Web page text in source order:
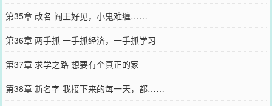
第35章 改名 阎王好见，小鬼难缠……
第36章 两手抓 一手抓经济，一手抓学习
第37章 求学之路 想要有个真正的家
第38章 新名字 我接下来的每一天，都……